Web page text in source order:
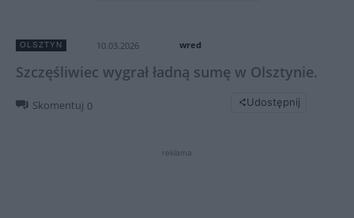
OLSZTYN 10.03.2026 wred
Szczęśliwiec wygrał ładną sumę w Olsztynie.
Skomentuj 0 Udostępnij
reklama